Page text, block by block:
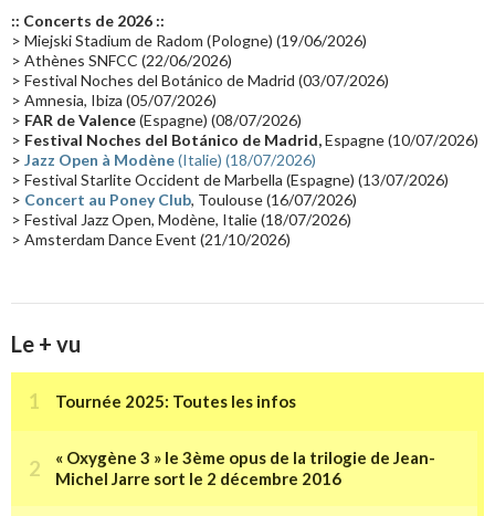
Passages radio Vidéo Jarrecast (16) Synthé 80's
Les concerts en Chine(16) Cinéma
Synthé Roland(15) Belgique(15)
(14) Astronomie (14) (14)
Tournée 2025(14) 2024(14) Chine(13)
:: Concerts de 2026 ::
> Miejski Stadium de Radom (Pologne) (19/06/2026)
> Athènes SNFCC (22/06/2026)
> Festival Noches del Botánico de Madrid (03/07/2026)
> Amnesia, Ibiza (05/07/2026)
> FAR de Valence(Espagne) (08/07/2026)
> Festival Noches del Botánico de Madrid,Espagne (10/07/2026)
> Jazz Open à Modène(Italie) (18/07/2026)
> Festival Starlite Occident de Marbella (Espagne) (13/07/2026)
> Concert au Poney Club, Toulouse (16/07/2026)
> Festival Jazz Open, Modène, Italie (18/07/2026)
> Amsterdam Dance Event (21/10/2026)
Le + vu